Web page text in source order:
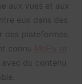
aux vues et aux
eux dans des
des plateformes.
connu
du contenu